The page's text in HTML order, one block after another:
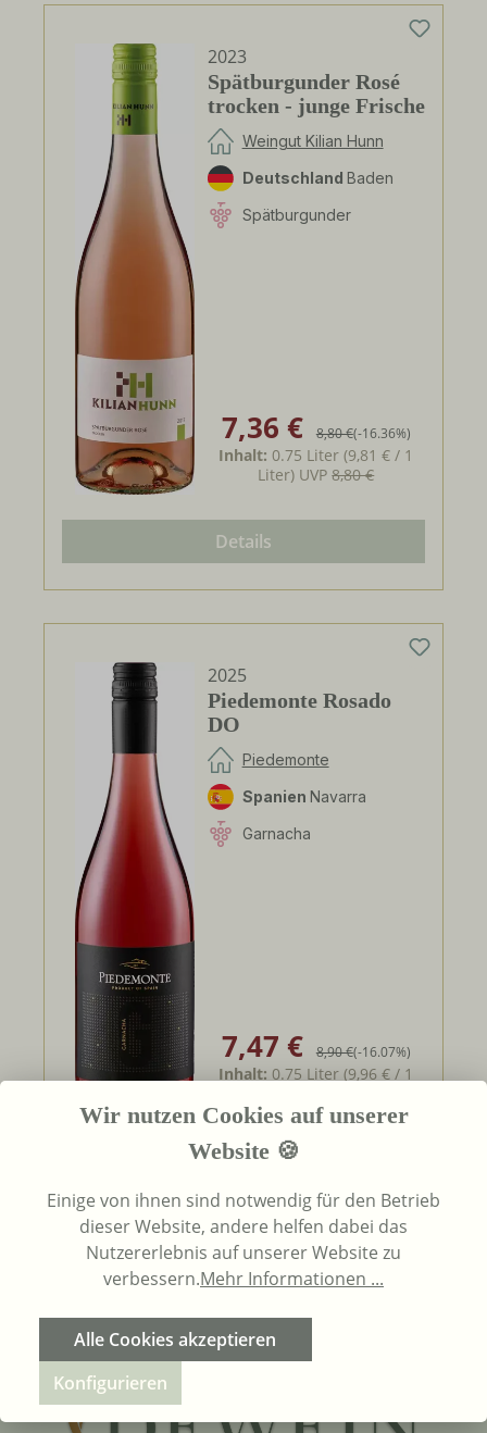
2023
Spätburgunder Rosé
trocken - junge Frische
Weingut Kilian Hunn
Deutschland Baden
Spätburgunder
Verkaufspreis:
7,36 € Regulärer Preis:
8,80 €(-16.36%)
Inhalt: 0.75 Liter(9,81 € / 1
Liter) UVP8,80 €
Details
2025
Piedemonte Rosado
DO
Piedemonte
Spanien Navarra
Garnacha
Verkaufspreis:
7,47 € Regulärer Preis:
8,90 €(-16.07%)
Inhalt:0.75 Liter(9,96 € / 1
In den Warenkorb
Seite
1 Seite
2 Seite
3
Wir nutzen Cookies auf unserer
Website 🍪
Einige von ihnen sind notwendig für den Betrieb
dieser Website, andere helfen dabei das
Nutzererlebnis auf unserer Website zu
verbessern.Mehr Informationen ...
Alle Cookies akzeptieren
Konfigurieren